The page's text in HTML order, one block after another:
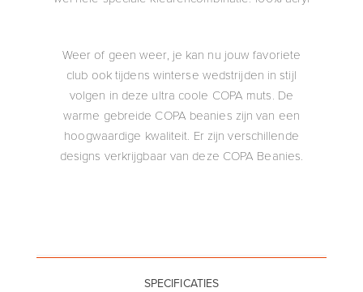
Weer of geen weer, je kan nu jouw favoriete
club ook tijdens winterse wedstrijden in stijl
volgen in deze ultra coole COPA muts. De
warme gebreide COPA beanies zijn van een
hoogwaardige kwaliteit. Er zijn verschillende
designs verkrijgbaar van deze COPA Beanies.
SPECIFICATIES